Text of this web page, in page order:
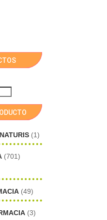
(1)
(701)
(49)
(3)